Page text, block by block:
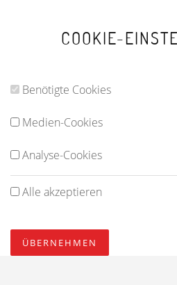
COOKIE-
Benötigte Cookies
Medien-Cookies
Analyse-Cookies
Alle akzeptieren
ÜBERNEHMEN